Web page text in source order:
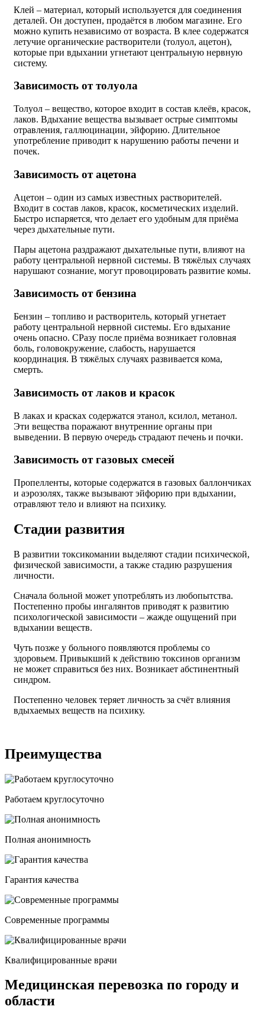
Клей – материал, который используется для соединения
деталей. Он доступен, продаётся в любом магазине. Его
можно купить независимо от возраста. В клее содержатся
летучие органические растворители (толуол, ацетон),
которые при вдыхании угнетают центральную нервную
систему.
Зависимость от толуола
Толуол – вещество, которое входит в состав клеёв, красок,
лаков. Вдыхание вещества вызывает острые симптомы
отравления, галлюцинации, эйфорию. Длительное
употребление приводит к нарушению работы печени и
почек.
Зависимость от ацетона
Ацетон – один из самых известных растворителей.
Входит в состав лаков, красок, косметических изделий.
Быстро испаряется, что делает его удобным для приёма
через дыхательные пути.
Пары ацетона раздражают дыхательные пути, влияют на
работу центральной нервной системы. В тяжёлых случаях
нарушают сознание, могут провоцировать развитие комы.
Зависимость от бензина
Бензин – топливо и растворитель, который угнетает
работу центральной нервной системы. Его вдыхание
очень опасно. СРазу после приёма возникает головная
боль, головокружение, слабость, нарушается
координация. В тяжёлых случаях развивается кома,
смерть.
Зависимость от лаков и красок
В лаках и красках содержатся этанол, ксилол, метанол.
Эти вещества поражают внутренние органы при
выведении. В первую очередь страдают печень и почки.
Зависимость от газовых смесей
Пропелленты, которые содержатся в газовых баллончиках
и аэрозолях, также вызывают эйфорию при вдыхании,
отравляют тело и влияют на психику.
Стадии развития
В развитии токсикомании выделяют стадии психической,
физической зависимости, а также стадию разрушения
личности.
Сначала больной может употреблять из любопытства.
Постепенно пробы ингалянтов приводят к развитию
психологической зависимости – жажде ощущений при
вдыхании веществ.
Чуть позже у больного появляются проблемы со
здоровьем. Привыкший к действию токсинов организм
не может справиться без них. Возникает абстинентный
синдром.
Постепенно человек теряет личность за счёт влияния
вдыхаемых веществ на психику.
Преимущества
Работаем круглосуточно
Полная анонимность
Гарантия качества
Современные программы
Квалифицированные врачи
Медицинская перевозка по городу и
области